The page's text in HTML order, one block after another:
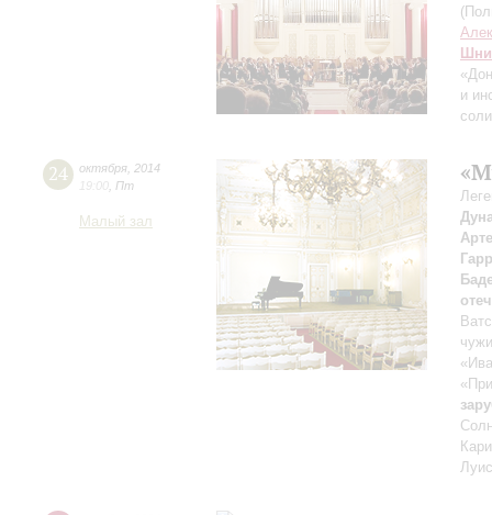
и
24 октября 2014
19:00 Пт
Малый зал